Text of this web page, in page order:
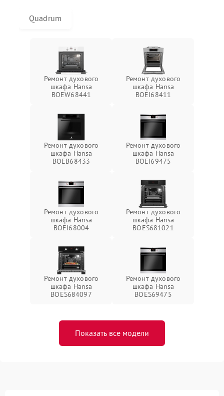
Quadrum
Ремонт духового
шкафа Hansa
BOEW68441
Ремонт духового
шкафа Hansa
BOEI68411
Ремонт духового
шкафа Hansa
BOEB68433
Ремонт духового
шкафа Hansa
BOEI69475
Ремонт духового
шкафа Hansa
BOEI68004
Ремонт духового
шкафа Hansa
BOES681021
Ремонт духового
шкафа Hansa
BOES684097
Ремонт духового
шкафа Hansa
BOES69475
Показать все модели